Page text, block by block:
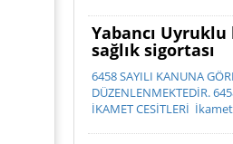
Yabancı
sağlık sigortası
6458 SAYILI KANUNA
DÜZENLENMEKTEDİR.
İKAMET ÇEŞİTLERİ